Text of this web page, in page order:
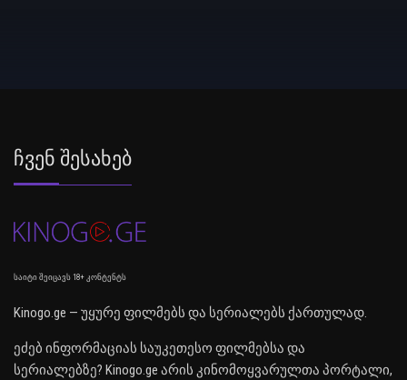
Ჩვენ Შესახებ
საიტი შეიცავს 18+ კონტენტს
Kinogo.ge — უყურე ფილმებს და სერიალებს ქართულად.
ეძებ ინფორმაციას საუკეთესო ფილმებსა და
სერიალებზე? Kinogo.ge არის კინომოყვარულთა პორტალი,